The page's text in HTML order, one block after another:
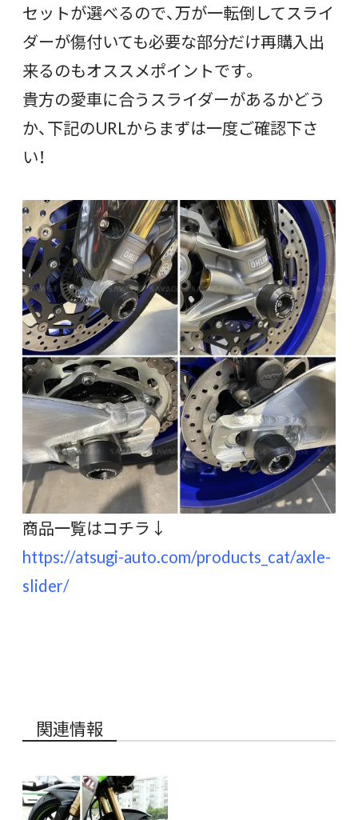
セットが選べるので、万が一転倒してスライ
ダーが傷付いても必要な部分だけ再購入出
来るのもオススメポイントです。
貴方の愛車に合うスライダーがあるかどう
か、下記のURLからまずは一度ご確認下さ
い！
商品一覧はコチラ↓
https://atsugi-auto.com/products_cat/axle-
slider/
関連情報